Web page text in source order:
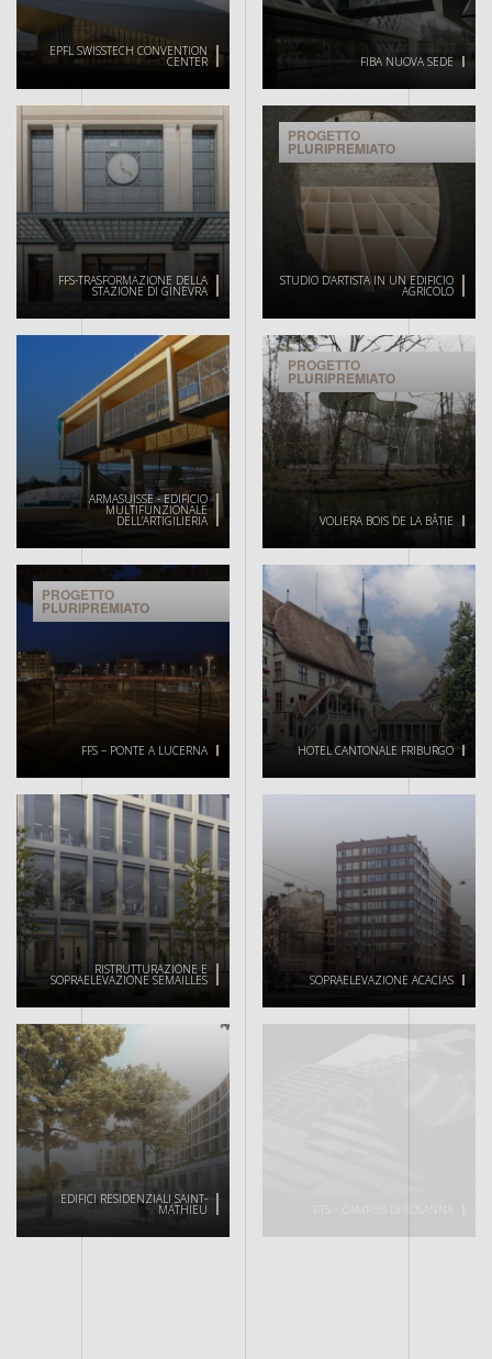
EPFL SWISSTECH CONVENTION
CENTER FIBA NUOVA SEDE
FFS-TRASFORMAZIONE DELLA
STAZIONE DI GINEVRA
PROGETTO
PLURIPREMIATO
STUDIO D’ARTISTA IN UN EDIFICIO
AGRICOLO
ARMASUISSE - EDIFICIO
MULTIFUNZIONALE
DELL’ARTIGILIERIA
PROGETTO
PLURIPREMIATO
VOLIERA BOIS DE LA BÂTIE
PROGETTO
PLURIPREMIATO
FFS – PONTE A LUCERNA HOTEL CANTONALE FRIBURGO
RISTRUTTURAZIONE E
SOPRAELEVAZIONE SEMAILLES SOPRAELEVAZIONE ACACIAS
EDIFICI RESIDENZIALI SAINT-
MATHIEU